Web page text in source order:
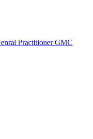
Practitioner GMC